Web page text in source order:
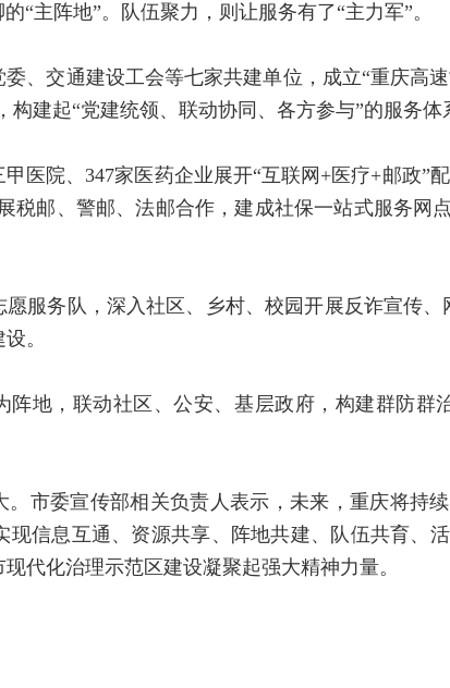
“主阵地”。队伍聚力，则让服务有了“主力军”。
、交通建设工会等七家共建单位，成立“重庆高
构建起“党建统领、联动协同、各方参与”的服务体
医院、347家医药企业展开“互联网+医疗+邮政”
税邮、警邮、法邮合作，建成社保一站式服务网
服务队，深入社区、乡村、校园开展反诈宣传
。
阵地，联动社区、公安、基层政府，构建群防群
。市委宣传部相关负责人表示，未来，重庆将持
信息互通、资源共享、阵地共建、队伍共育、
代化治理示范区建设凝聚起强大精神力量。